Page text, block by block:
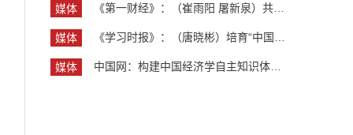
媒体
媒体
媒体